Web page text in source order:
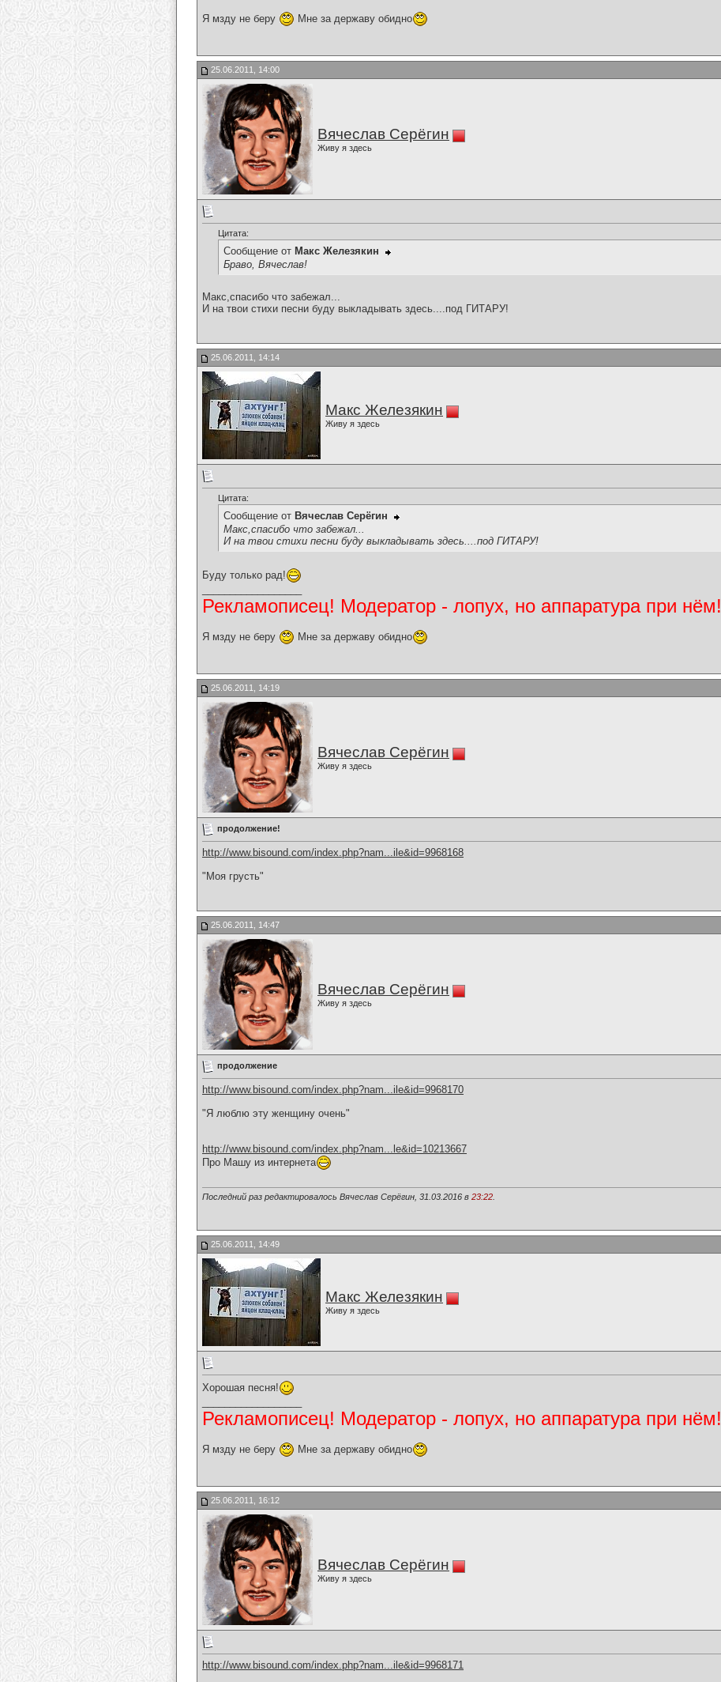
Я мзду не беру Мне за державу обидно
25.06.2011, 14:00
Вячеслав Серёгин
Живу я здесь
Цитата:
Сообщение от Макс Железякин
Браво, Вячеслав!
Макс,спасибо что забежал...
И на твои стихи песни буду выкладывать здесь....под ГИТАРУ!
25.06.2011, 14:14
Макс Железякин
Живу я здесь
Цитата:
Сообщение от Вячеслав Серёгин
Макс,спасибо что забежал...
И на твои стихи песни буду выкладывать здесь....под ГИТАРУ!
Буду только рад!
Рекламописец! Модератор - лопух, но аппаратура при нём!
Я мзду не беру Мне за державу обидно
25.06.2011, 14:19
Вячеслав Серёгин
Живу я здесь
продолжение!
http://www.bisound.com/index.php?nam...ile&id=9968168
"Моя грусть"
25.06.2011, 14:47
Вячеслав Серёгин
Живу я здесь
продолжение
http://www.bisound.com/index.php?nam...ile&id=9968170
"Я люблю эту женщину очень"
http://www.bisound.com/index.php?nam...le&id=10213667
Про Машу из интернета
Последний раз редактировалось Вячеслав Серёгин, 31.03.2016 в 23:22
25.06.2011, 14:49
Макс Железякин
Живу я здесь
Хорошая песня!
Рекламописец! Модератор - лопух, но аппаратура при нём!
Я мзду не беру Мне за державу обидно
25.06.2011, 16:12
Вячеслав Серёгин
Живу я здесь
http://www.bisound.com/index.php?nam...ile&id=9968171